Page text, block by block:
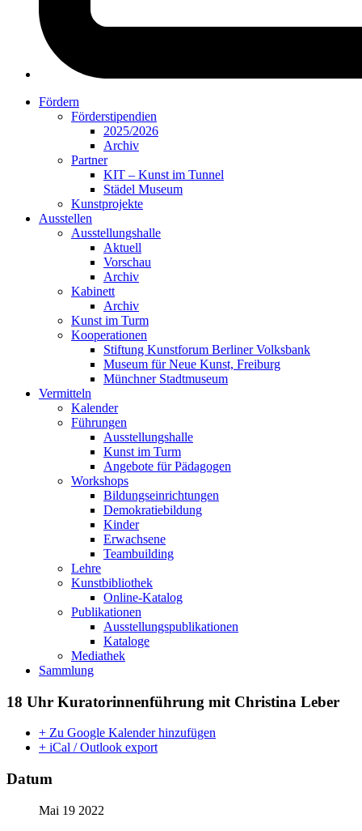
Fördern
Förderstipendien
2025/2026
Archiv
Partner
KIT – Kunst im Tunnel
Städel Museum
Kunstprojekte
Ausstellen
Ausstellungshalle
Aktuell
Vorschau
Archiv
Kabinett
Archiv
Kunst im Turm
Kooperationen
Stiftung Kunstforum Berliner Volksbank
Museum für Neue Kunst, Freiburg
Münchner Stadtmuseum
Vermitteln
Kalender
Führungen
Ausstellungshalle
Kunst im Turm
Angebote für Pädagogen
Workshops
Bildungseinrichtungen
Demokratiebildung
Kinder
Erwachsene
Teambuilding
Lehre
Kunstbibliothek
Online-Katalog
Publikationen
Ausstellungspublikationen
Kataloge
Mediathek
Sammlung
18 Uhr Kuratorinnenführung mit Christina Leber
+ Zu Google Kalender hinzufügen
+ iCal / Outlook export
Datum
Mai 19 2022